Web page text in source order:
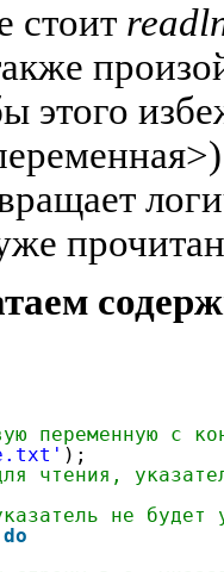
стоит
этого
переменную с
);
чтения,
не будет
do